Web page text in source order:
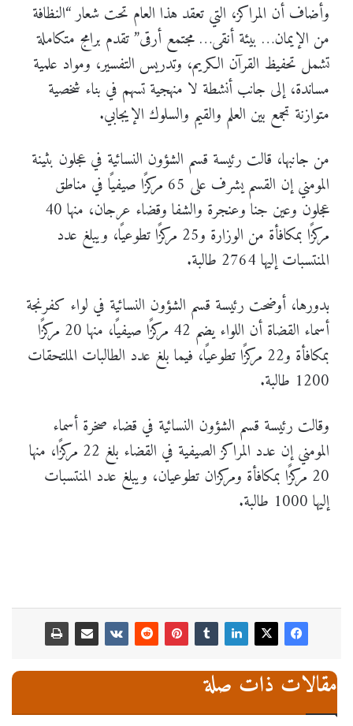
وأضاف أن المراكز، التي تعقد هذا العام تحت شعار “النظافة
من الإيمان… بيئة أنقى… مجتمع أرقى” تقدم برامج متكاملة
تشمل تحفيظ القرآن الكريم، وتدريس التفسير، ومواد علمية
مساندة، إلى جانب أنشطة لا منهجية تسهم في بناء شخصية
متوازنة تجمع بين العلم والقيم والسلوك الإيجابي.
من جانبها، قالت رئيسة قسم الشؤون النسائية في عجلون بثينة
المومني إن القسم يشرف على 65 مركزًا صيفيًا في مناطق
عجلون وعين جنا وعنجرة والشفا وقضاء عرجان، منها 40
مركزًا بمكافأة من الوزارة و25 مركزًا تطوعيًا، ويبلغ عدد
المنتسبات إليها 2764 طالبة.
بدورها، أوضحت رئيسة قسم الشؤون النسائية في لواء كفرنجة
أسماء القضاة أن اللواء يضم 42 مركزًا صيفيًا، منها 20 مركزًا
بمكافأة و22 مركزًا تطوعيًا، فيما بلغ عدد الطالبات الملتحقات
1200 طالبة.
وقالت رئيسة قسم الشؤون النسائية في قضاء صخرة أسماء
المومني إن عدد المراكز الصيفية في القضاء بلغ 22 مركزًا، منها
20 مركزًا بمكافأة ومركزان تطوعيان، ويبلغ عدد المنتسبات
إليها 1000 طالبة.
مقالات ذات صلة